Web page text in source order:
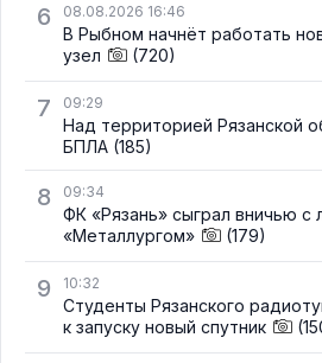
6 08.08.2026 16:46
В Рыбном начнёт работать
узел
(720)
7 09:29
Над территорией Рязанской
БПЛА (185)
8 09:34
ФК «Рязань» сыграл вничью с
«Металлургом»
(179)
9 10:32
Студенты Рязанского
к запуску новый спутник